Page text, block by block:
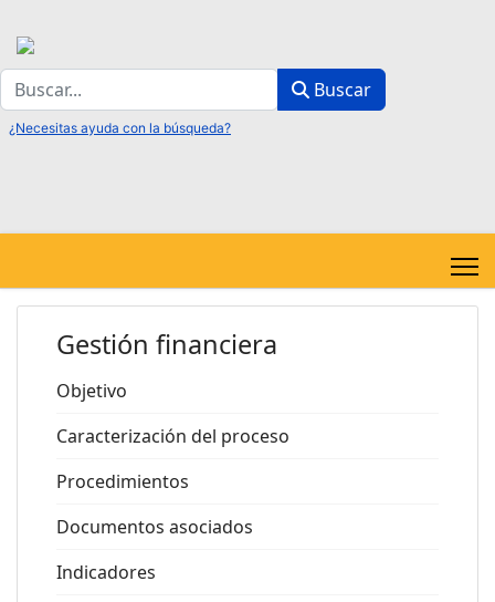
Buscar Buscar
Gestión financiera
Objetivo
Caracterización del proceso
Procedimientos
Documentos asociados
Indicadores